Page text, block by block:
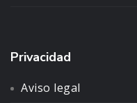
Privacidad
Aviso legal